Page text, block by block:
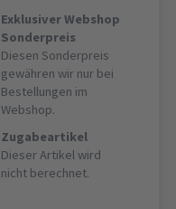
Exklusiver Webshop
Sonderpreis
Diesen Sonderpreis
gewähren wir nur bei
Bestellungen im
Webshop.
Zugabeartikel
Dieser Artikel wird
nicht berechnet.